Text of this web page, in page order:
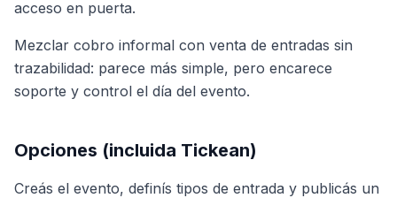
acceso en puerta.
Mezclar cobro informal con venta de entradas sin
trazabilidad: parece más simple, pero encarece
soporte y control el día del evento.
Opciones (incluida Tickean)
Creás el evento, definís tipos de entrada y publicás un